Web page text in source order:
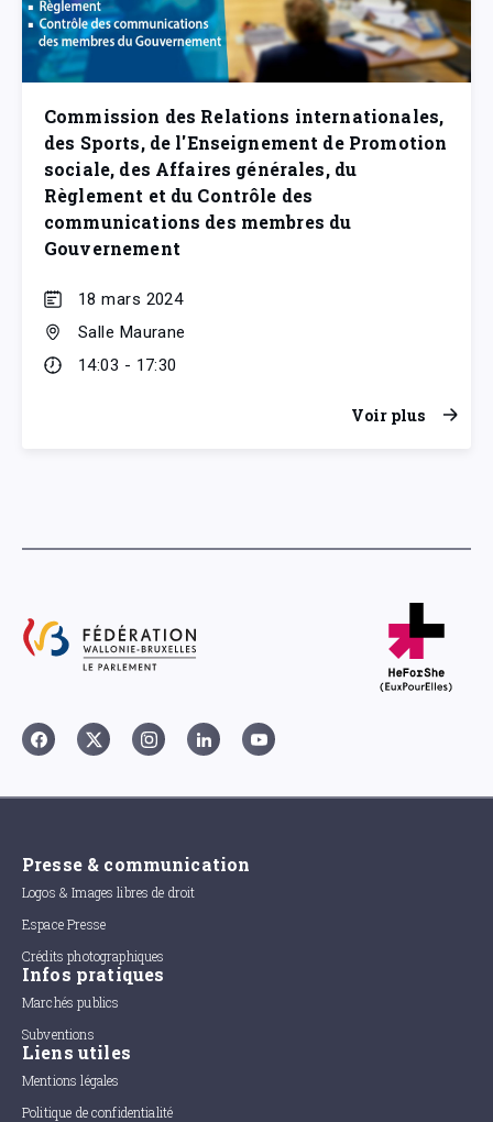
Commission des Relations internationales,
des Sports, de l'Enseignement de Promotion
sociale, des Affaires générales, du
Règlement et du Contrôle des
communications des membres du
Gouvernement
18 mars 2024
Salle Maurane
14:03 - 17:30
Voir plus
Presse & communication
Logos & Images libres de droit
Espace Presse
Crédits photographiques
Infos pratiques
Marchés publics
Subventions
Liens utiles
Mentions légales
Politique de confidentialité